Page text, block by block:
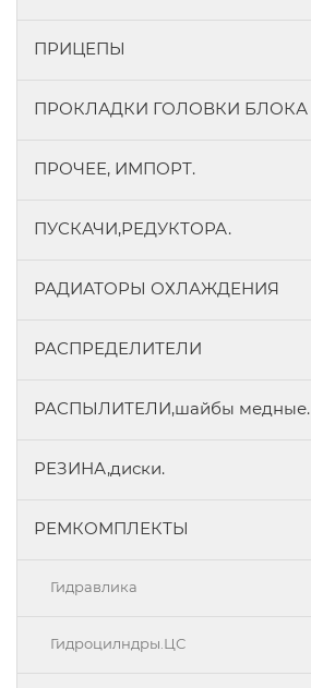
ПРИЦЕПЫ
ПРОКЛАДКИ ГОЛОВКИ БЛОКА
ПРОЧЕЕ, ИМПОРТ.
ПУСКАЧИ,РЕДУКТОРА.
РАДИАТОРЫ ОХЛАЖДЕНИЯ
РАСПРЕДЕЛИТЕЛИ
РАСПЫЛИТЕЛИ,шайбы медные.
РЕЗИНА,диски.
РЕМКОМПЛЕКТЫ
Гидравлика
Гидроцилндры.ЦС